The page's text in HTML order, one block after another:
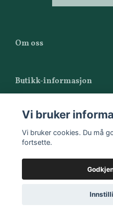
Om oss
Butikk-informasjon
Vilkår og
Vi bruker
Vi bruker cookies. Du må
fortsette.